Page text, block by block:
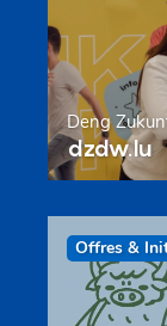
Deng
dzdw.lu
Offres &